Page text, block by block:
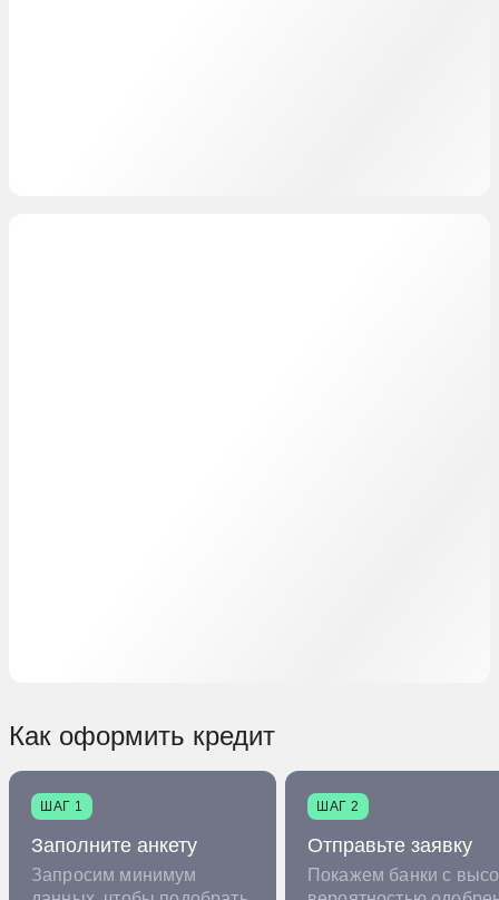
Как оформить кредит
ШАГ 1
Заполните анкету
Запросим минимум
ШАГ 2
Отправьте заявку
Покажем банки с